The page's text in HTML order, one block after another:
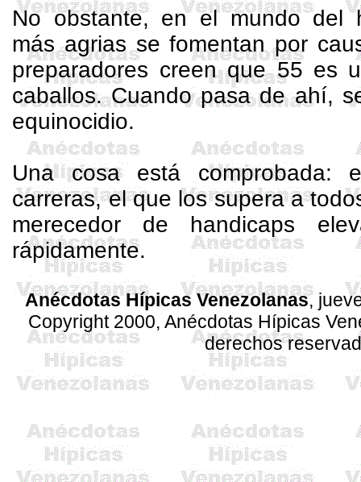
No obstante, en el mundo del
más agrias se fomentan por
preparadores creen que 55 es
caballos. Cuando pasa de ahí,
equinocidio.
Una cosa está comprobada:
carreras, el que los supera a
merecedor de handicaps
rápidamente.
Anécdotas Hípicas Venezolanas,
Copyright 2000, Anécdotas Hípicas
derechos